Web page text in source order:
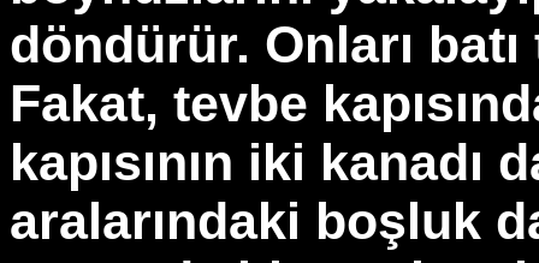
döndürür. Onları
Fakat, tevbe
kapısının iki kanadı
aralarındaki boşluk